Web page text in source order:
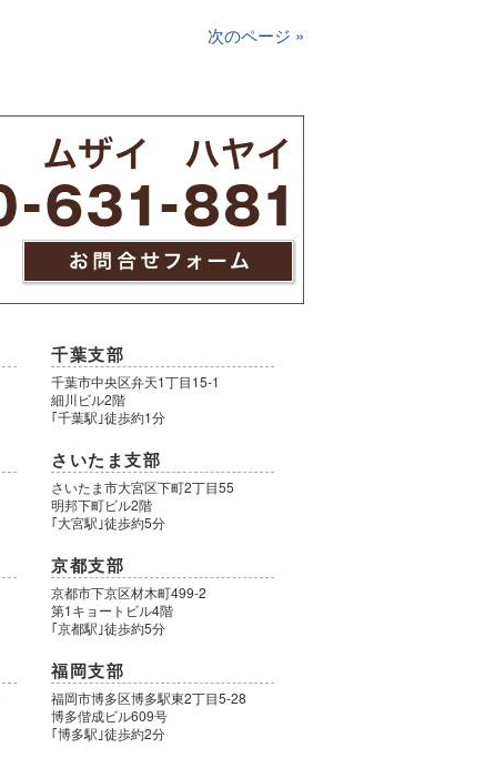
次のページ »
千葉支部
千葉市中央区弁天1丁目15-1
細川ビル2階
｢千葉駅｣徒歩約1分
さいたま支部
さいたま市大宮区下町2丁目55
明邦下町ビル2階
｢大宮駅｣徒歩約5分
京都支部
京都市下京区材木町499-2
第1キョートビル4階
｢京都駅｣徒歩約5分
福岡支部
福岡市博多区博多駅東2丁目5-28
博多偕成ビル609号
｢博多駅｣徒歩約2分